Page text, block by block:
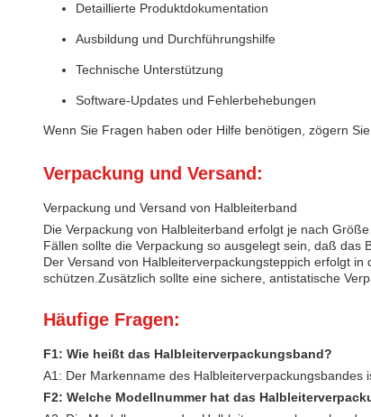
Detaillierte Produktdokumentation
Ausbildung und Durchführungshilfe
Technische Unterstützung
Software-Updates und Fehlerbehebungen
Wenn Sie Fragen haben oder Hilfe benötigen, zögern
Verpackung und Versand:
Verpackung und Versand von Halbleiterband
Die Verpackung von Halbleiterband erfolgt je nach
Fällen sollte die Verpackung so ausgelegt sein, daß das
Der Versand von Halbleiterverpackungsteppich erfolgt
schützen.Zusätzlich sollte eine sichere, antistatische
Häufige Fragen:
F1: Wie heißt das Halbleiterverpackungsband?
A1: Der Markenname des Halbleiterverpackungsbandes
F2: Welche Modellnummer hat das